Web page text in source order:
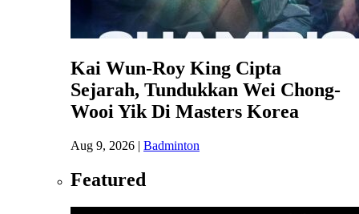
Kai Wun-Roy King Cipta
Sejarah, Tundukkan Wei Chong-
Wooi Yik Di Masters Korea
Aug 9, 2026 | Badminton
Featured